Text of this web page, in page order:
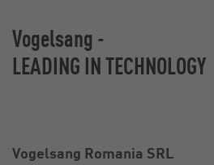
Vogelsang -
LEADING IN TECHNOLOGY
Vogelsang Romania SRL